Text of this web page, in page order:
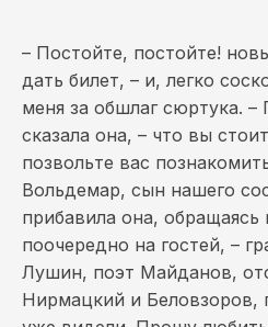
– Постойте, постойте!
дать билет, – и, легко
меня за обшлаг сюртука.
сказала она, – что вы
позвольте вас
Вольдемар, сын нашего
прибавила она, обращаясь
поочередно на гостей, –
Лушин, поэт Майданов,
Нирмацкий и Беловзоров,